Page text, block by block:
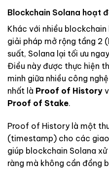
Blockchain Solana hoạt
Khác với nhiều
giải pháp mở rộng tầng 2
suất, Solana lại tối ưu
Điều này được thực hiện
minh giữa nhiều công
nhất là Proof of History
Proof of Stake.
Proof of History là một
(timestamp) cho các
giúp blockchain Solana
ràng mà không cần đồng